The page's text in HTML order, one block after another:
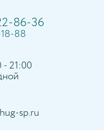
86-36
88
21:00
sp.ru